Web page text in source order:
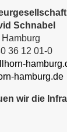
Schnabel
36 12 01-0
hamburg.de
wir die